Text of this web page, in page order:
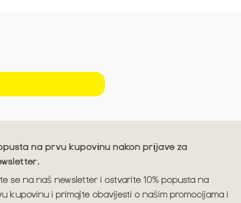
na prvu kupovinu nakon prijave za
se na naš newsletter i ostvarite 10% popusta na
kupovinu i primajte obavijesti o našim promocijama i